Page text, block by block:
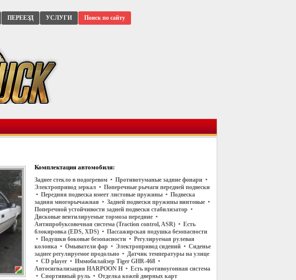
ПЕРЕЕЗД УСЛУГИ Поиск по сайту
Комплектация автомобиля:
Заднее стекло в подогревом • Противотуманые задние фонари •
Электропривод зеркал • Поперечные рычаги передней подвески
• Передняя подвеска имеет листовые пружины • Подвеска
задняя многорычажная • Задней подвески пружины винтовые •
Поперечной устойчивости задней подвески стабилизатор •
Дисковые вентилируемые тормоза передние •
Антипробуксовочная система (Traction control, ASR) • Есть
блокировка (EDS, XDS) • Пассажирская подушка безопасности
• Подушки боковые безопасности • Регулируемая рулевая
колонка • Омыватели фар • Электропривод сидений • Сиденье
заднее регулируемое продольно • Датчик температуры на улице
• CD player • Иммобилайзер Tiger GHR-468 •
Автосигнализация HARPOON Н • Есть противоугонная система
• Спортивный руль • Отделка кожей дверных карт